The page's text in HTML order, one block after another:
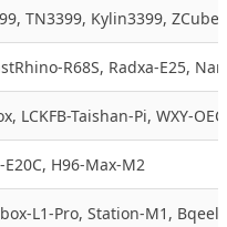
TN3399, Kylin3399,
R68S, Radxa-E25,
LCKFB-Taishan-Pi, WXY-
H96-Max-M2
L1-Pro, Station-M1,